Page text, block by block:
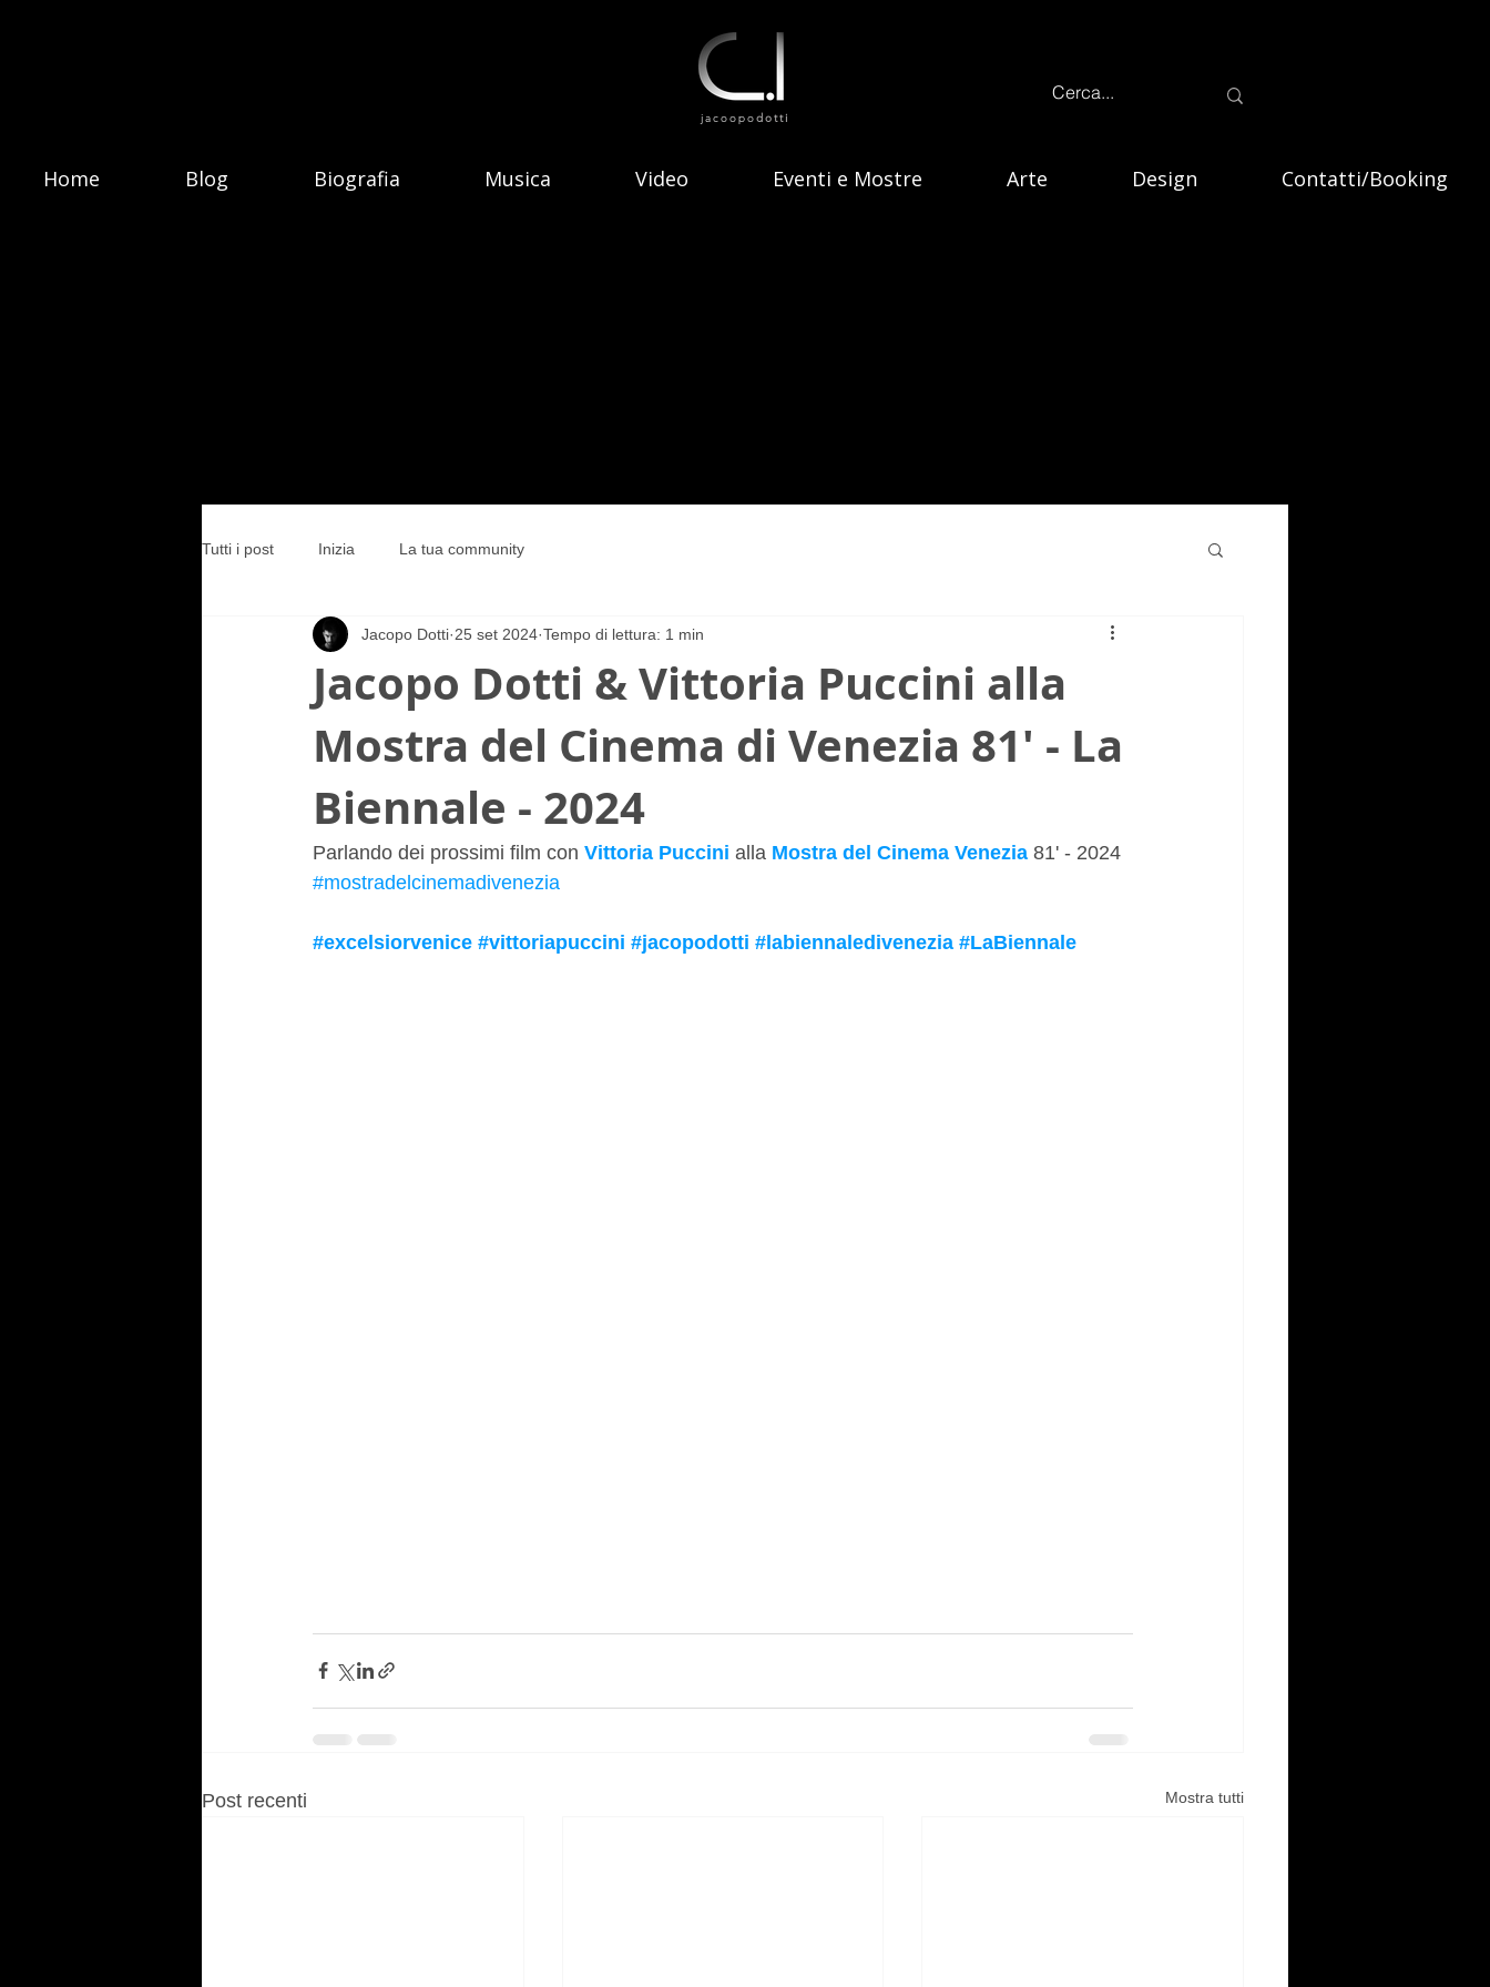
jacoopodotti
Home Blog Biografia Musica Video Eventi e Mostre Arte Design Contatti/Booking
Tutti i post Inizia La tua community
Jacopo Dotti & Vittoria Puccini alla
Mostra del Cinema di Venezia 81' - La
Biennale - 2024
Jacopo Dotti 25 set 2024 Tempo di lettura: 1 min
Parlando dei prossimi film con Vittoria Puccini alla Mostra del Cinema Venezia 81' - 2024
#mostradelcinemadivenezia
#excelsiorvenice #vittoriapuccini #jacopodotti #labiennaledivenezia #LaBiennale
Post recenti Mostra tutti